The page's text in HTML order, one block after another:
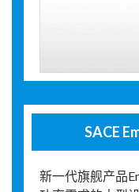
SACE
新一代旗舰产品